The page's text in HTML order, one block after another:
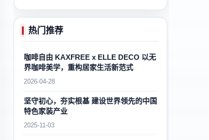
热门推荐
咖啡自由 KAXFREE x ELLE DECO 以无
界咖啡美学，重构居家生活新范式
2026-04-28
坚守初心，夯实根基 建设世界领先的中国
特色家装产业
2025-11-03